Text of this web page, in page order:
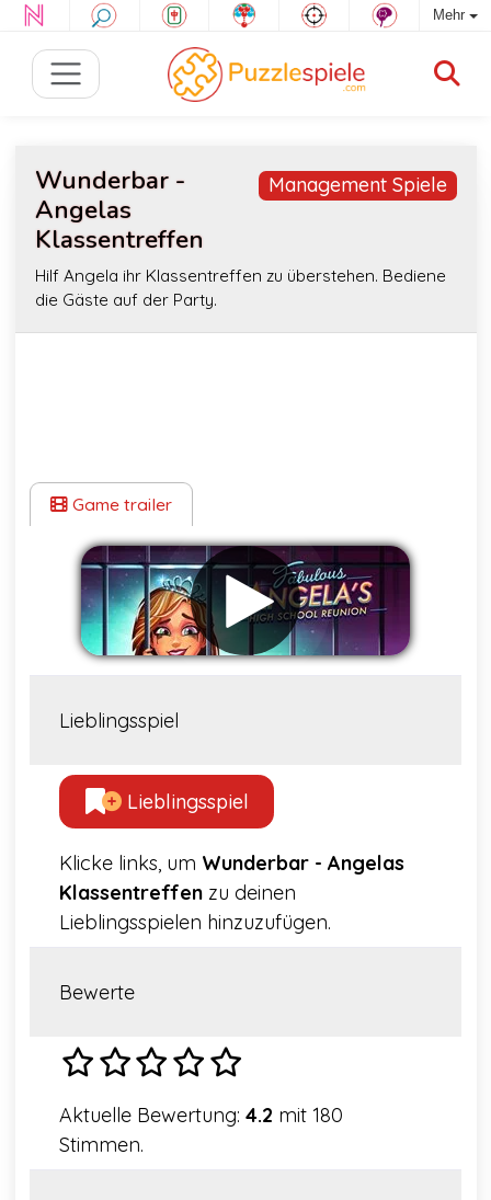
Mehr
Management Spiele
Wunderbar -
Angelas
Klassentreffen
Hilf Angela ihr Klassentreffen zu überstehen. Bediene
die Gäste auf der Party.
Game trailer
Lieblingsspiel
Lieblingsspiel
Klicke links, um Wunderbar - Angelas
Klassentreffen zu deinen
Lieblingsspielen hinzuzufügen.
Bewerte
Aktuelle Bewertung: 4.2 mit 180
Stimmen.